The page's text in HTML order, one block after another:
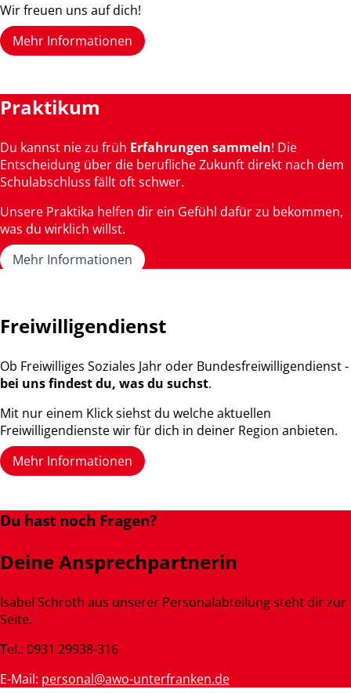
Wir freuen uns auf dich!
Mehr Informationen
Praktikum
Du kannst nie zu früh Erfahrungen sammeln! Die
Entscheidung über die berufliche Zukunft direkt nach dem
Schulabschluss fällt oft schwer.
Unsere Praktika helfen dir ein Gefühl dafür zu bekommen,
was du wirklich willst.
Mehr Informationen
Freiwilligendienst
Ob Freiwilliges Soziales Jahr oder Bundesfreiwilligendienst -
bei uns findest du, was du suchst.
Mit nur einem Klick siehst du welche aktuellen
Freiwilligendienste wir für dich in deiner Region anbieten.
Mehr Informationen
Du hast noch Fragen?
Deine Ansprechpartnerin
Isabel Schroth aus unserer Personalabteilung steht dir zur
Seite.
Tel.: 0931 29938-316
E-Mail: personal@awo-unterfranken.de